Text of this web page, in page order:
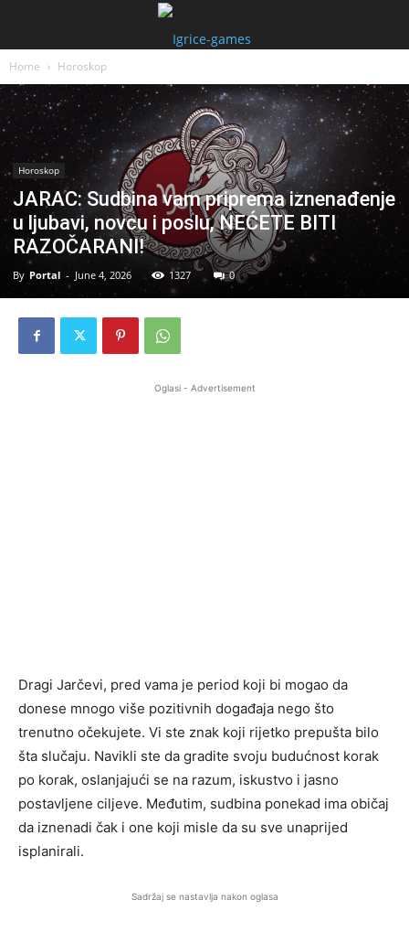
Home Horoskop
Horoskop
JARAC: Sudbina vam priprema iznenađenje
u ljubavi, novcu i poslu, NEĆETE BITI
RAZOČARANI!
By Portal - June 4, 2026 1327 0
Oglasi - Advertisement
Dragi Jarčevi, pred vama je period koji bi mogao da
donese mnogo više pozitivnih događaja nego što
trenutno očekujete. Vi ste znak koji rijetko prepušta bilo
šta slučaju. Navikli ste da gradite svoju budućnost korak
po korak, oslanjajući se na razum, iskustvo i jasno
postavljene ciljeve. Međutim, sudbina ponekad ima običaj
da iznenadi čak i one koji misle da su sve unaprijed
isplanirali.
Sadržaj se nastavlja nakon oglasa